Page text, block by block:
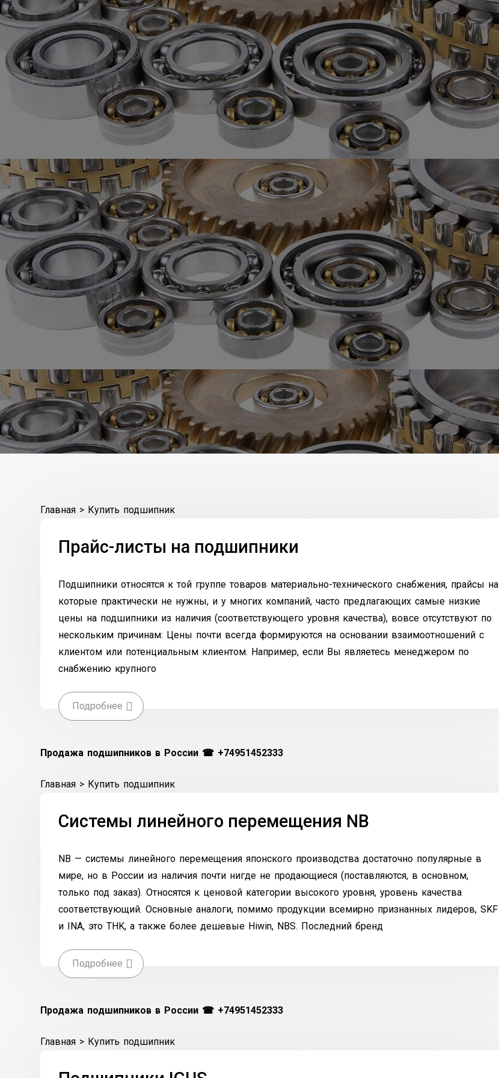
Главная > Купить подшипник
Прайс-листы на подшипники
Подшипники относятся к той группе товаров материально-технического снабжения, прайсы на
которые практически не нужны, и у многих компаний, часто предлагающих самые низкие
цены на подшипники из наличия (соответствующего уровня качества), вовсе отсутствуют по
нескольким причинам: Цены почти всегда формируются на основании взаимоотношений с
клиентом или потенциальным клиентом. Например, если Вы являетесь менеджером по
снабжению крупного
Подробнее
Продажа подшипников в России ☎ +74951452333
Главная > Купить подшипник
Системы линейного перемещения NB
NB — системы линейного перемещения японского производства достаточно популярные в
мире, но в России из наличия почти нигде не продающиеся (поставляются, в основном,
только под заказ). Относятся к ценовой категории высокого уровня, уровень качества
соответствующий. Основные аналоги, помимо продукции всемирно признанных лидеров, SKF
и INA, это THK, а также более дешевые Hiwin, NBS. Последний бренд
Подробнее
Продажа подшипников в России ☎ +74951452333
Главная > Купить подшипник